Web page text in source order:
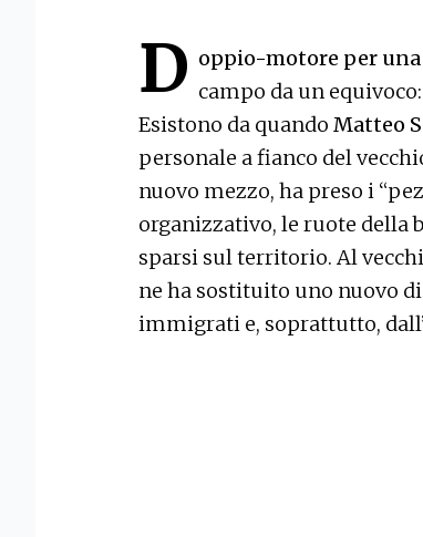
D oppio-motore per
campo da un
Esistono da quando Matteo
personale a fianco del
nuovo mezzo, ha preso i
organizzativo, le ruote della
sparsi sul territorio. Al
ne ha sostituito uno nuovo
immigrati e, soprattutto,